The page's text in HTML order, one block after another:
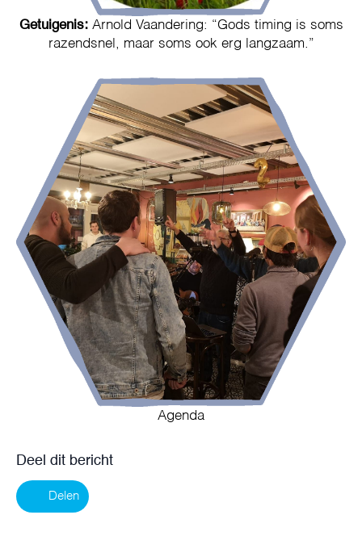
Getuigenis: Arnold Vaandering: “Gods timing is soms
razendsnel, maar soms ook erg langzaam.”
Agenda
Deel dit bericht
Delen